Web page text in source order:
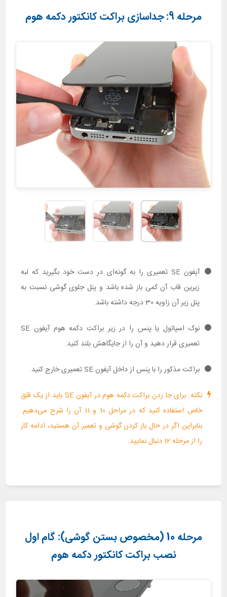
مرحله 9: جداسازی براکت کانکتور دکمه هوم
آیفون SE تعمیری را به گونه‌ای در دست خود بگیرید که لبه
زیرین قاب آن کمی باز شده باشد و پنل جلوی گوشی نسبت به
پنل زیر آن زاویه 30 درجه داشته باشد.
نوک اسپاتول یا پنس را در زیر براکت دکمه هوم آیفون SE
تعمیری قرار دهید و آن را از جایگاهش بلند کنید.
براکت مذکور را با پنس از داخل آیفون SE تعمیری خارج کنید.
نکته: برای جا زدن براکت دکمه هوم در آیفون SE باید از یک قلق
خاص استفاده کنید که در مراحل 10 و 11 آن را شرح می‌دهیم.
بنابراین اگر در حال باز کردن گوشی و تعمیر آن هستید، ادامه کار
را از مرحله 12 دنبال نمایید.
مرحله 10 (مخصوص بستن گوشی): گام اول
نصب براکت کانکتور دکمه هوم